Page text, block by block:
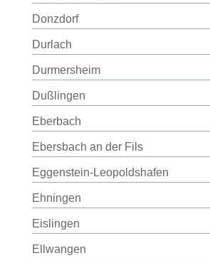
Donzdorf
Durlach
Durmersheim
Dußlingen
Eberbach
Ebersbach an der Fils
Eggenstein-Leopoldshafen
Ehningen
Eislingen
Ellwangen